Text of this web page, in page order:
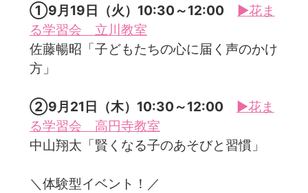
①9月19日（火）10:30～12:00
▶花ま
る学習会 立川教室
佐藤暢昭「子どもたちの心に届く声のかけ
方」
②9月21日（木）10:30～12:00
▶花ま
る学習会 高円寺教室
中山翔太「賢くなる子のあそびと習慣」
＼体験型イベント！／